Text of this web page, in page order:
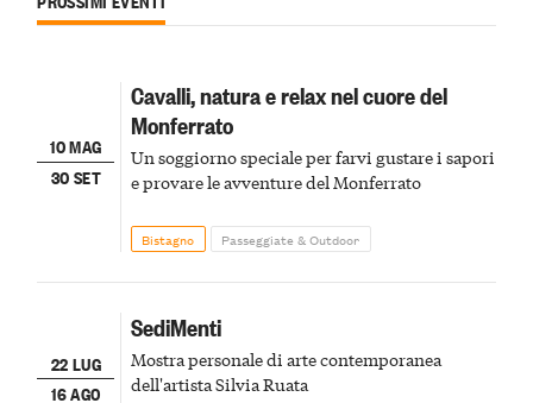
10 MAG
30 SET
Cavalli, natura e relax nel cuore del
Monferrato
Un soggiorno speciale per farvi gustare i sapori
e provare le avventure del Monferrato
Bistagno Passeggiate & Outdoor
22 LUG
16 AGO
SediMenti
Mostra personale di arte contemporanea
dell'artista Silvia Ruata